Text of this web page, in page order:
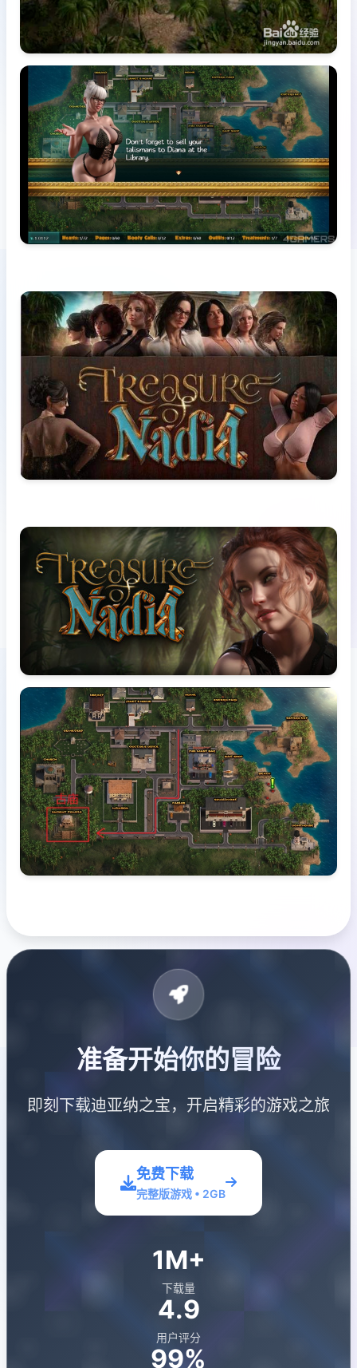
准备开始你的冒险
即刻下载迪亚纳之宝，开启精彩的游戏之旅
免费下载
完整版游戏 • 2GB
1M+
下载量
4.9
用户评分
99%